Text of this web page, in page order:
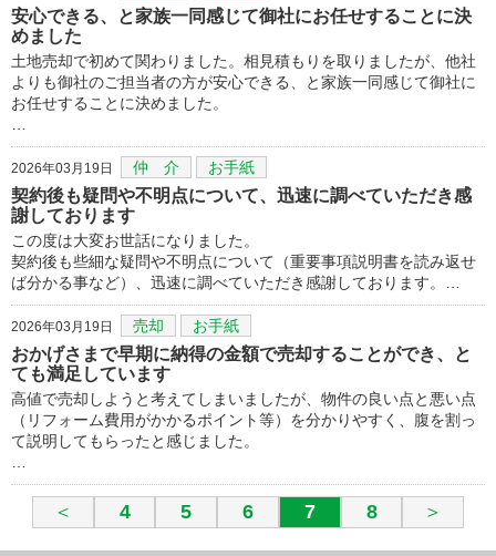
安心できる、と家族一同感じて御社にお任せすることに決
めました
土地売却で初めて関わりました。相見積もりを取りましたが、他社
よりも御社のご担当者の方が安心できる、と家族一同感じて御社に
お任せすることに決めました。
2026年03月19日 仲 介 お手紙
契約後も疑問や不明点について、迅速に調べていただき感
謝しております
この度は大変お世話になりました。
契約後も些細な疑問や不明点について（重要事項説明書を読み返せ
ば分かる事など）、迅速に調べていただき感謝しております。…
2026年03月19日 売却 お手紙
おかげさまで早期に納得の金額で売却することができ、と
ても満足しています
高値で売却しようと考えてしまいましたが、物件の良い点と悪い点
（リフォーム費用がかかるポイント等）を分かりやすく、腹を割っ
て説明してもらったと感じました。
＜ 4 5 6 7 8 ＞